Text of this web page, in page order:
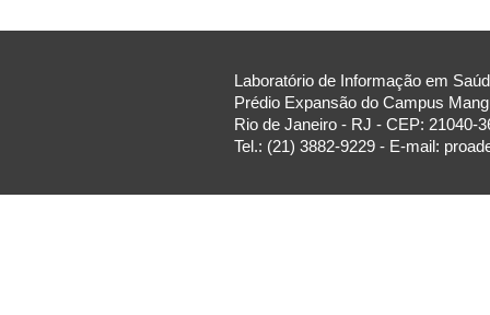
Laboratório de Informação em
Prédio Expansão do Campus
Rio de Janeiro - RJ - CEP: 21040-
Tel.: (21) 3882-9229 - E-mail: